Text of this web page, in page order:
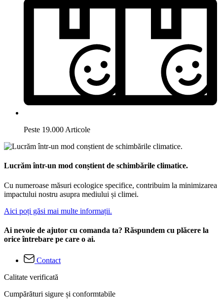
Peste 19.000 Articole
Lucrăm într-un mod conștient de schimbările climatice.
Cu numeroase măsuri ecologice specifice, contribuim la minimizarea
impactului nostru asupra mediului și climei.
Aici poți găsi mai multe informații.
Ai nevoie de ajutor cu comanda ta? Răspundem cu plăcere la
orice întrebare pe care o ai.
Contact
Calitate verificată
Cumpărături sigure și conformtabile